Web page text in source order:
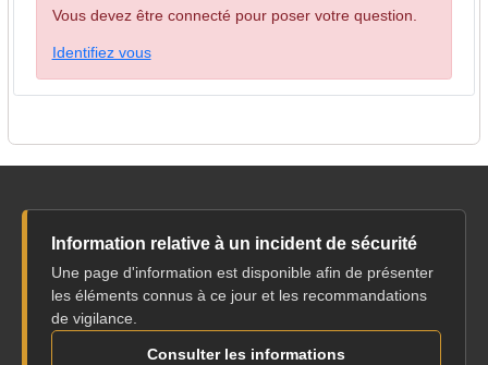
Vous devez être connecté pour poser votre question.
Identifiez vous
Information relative à un incident de sécurité
Une page d'information est disponible afin de présenter
les éléments connus à ce jour et les recommandations
de vigilance.
Consulter les informations